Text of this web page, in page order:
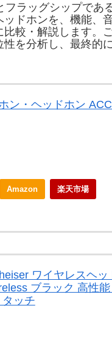
フラッグシップであ
ドホンを、機能、
較・解説します。
を分析し、最終的
ン・ヘッドホン
Amazon 楽天市場
ワイヤレスヘッ
ブラック 高性
ッチ